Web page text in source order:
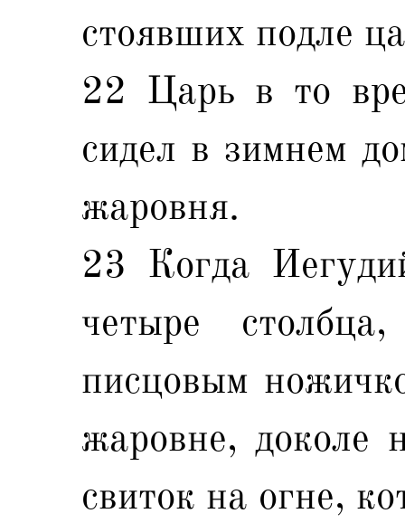
стоявших подле
22 Царь в то
сидел в зимнем
жаровня.
23 Когда
четыре
писцовым
жаровне, доколе
свиток на огне,